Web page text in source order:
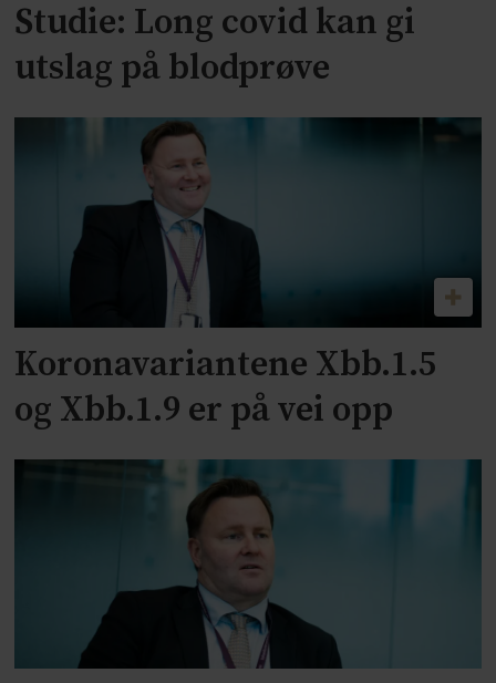
Studie: Long covid kan gi
utslag på blodprøve
Koronavariantene Xbb.1.5
og Xbb.1.9 er på vei opp